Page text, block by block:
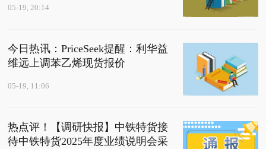
05-19, 20:14
今日热讯：PriceSeek提醒：利华益
维远上调苯乙烯现货报价
05-19, 11:06
热点评！【调研快报】中铁特货接
待中铁特货2025年度业绩说明会采